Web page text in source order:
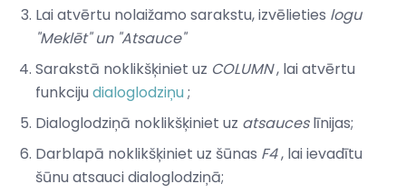
Lai atvērtu nolaižamo sarakstu, izvēlieties logu
"Meklēt" un "Atsauce"
Sarakstā noklikšķiniet uz COLUMN, lai atvērtu
funkciju dialoglodziņu;
Dialoglodziņā noklikšķiniet uz atsauceslīnijas;
Darblapā noklikšķiniet uz šūnas F4, lai ievadītu
šūnu atsauci dialoglodziņā;